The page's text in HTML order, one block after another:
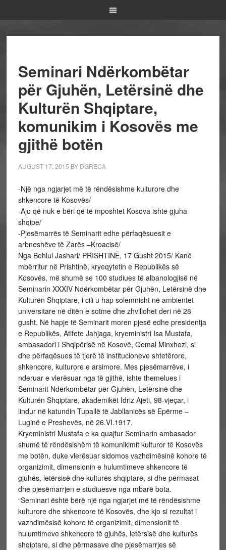
Seminari Ndërkombëtar
për Gjuhën, Letërsinë dhe
Kulturën Shqiptare,
komunikim i Kosovës me
gjithë botën
AUGUST 17, 2015 BY DGRECA
-Një nga ngjarjet më të rëndësishme kulturore dhe
shkencore të Kosovës/
-Ajo që nuk e bëri që të mposhtet Kosova ishte gjuha
shqipe/
-Pjesëmarrës të Seminarit edhe përfaqësuesit e
arbneshëve të Zarës –Kroacisë/
Nga Behlul Jashari/ PRISHTINË, 17 Gusht 2015/ Kanë
mbërritur në Prishtinë, kryeqytetin e Republikës së
Kosovës, më shumë se 100 studiues të albanologjisë në
Seminarin XXXIV Ndërkombëtar për Gjuhën, Letërsinë dhe
Kulturën Shqiptare, i cili u hap solemnisht në ambientet
universitare në ditën e sotme dhe zhvillohet deri në 28
gusht. Në hapje të Seminarit moren pjesë edhe presidentja
e Republikës, Atifete Jahjaga, kryeministri Isa Mustafa,
ambasadori i Shqipërisë në Kosovë, Qemal Minxhozi, si
dhe përfaqësues të tjerë të institucioneve shtetërore,
shkencore, kulturore e arsimore. Mes pjesëmarrëve, i
nderuar e vlerësuar nga të gjithë, ishte themelues i
Seminarit Ndërkombëtar për Gjuhën, Letërsinë dhe
Kulturën Shqiptare, akademikët Idriz Ajeti, 98-vjeçar, i
lindur në katundin Tupallë të Jabllanicës së Epërme –
Luginë e Preshevës, në 26.VI.1917.
Kryeministri Mustafa e ka quajtur Seminarin ambasador
shumë të rëndësishëm të komunikimit kulturor të Kosovës
me botën, duke vlerësuar sidomos vazhdimësinë kohore të
organizimit, dimensionin e hulumtimeve shkencore të
gjuhës, letërsisë dhe kulturës shqiptare, si dhe përmasat
dhe pjesëmarrjen e studiuesve nga mbarë bota.
“Seminari është bërë një nga ngjarjet më të rëndësishme
kulturore dhe shkencore të Kosovës, dhe kjo si rezultat i
vazhdimësisë kohore të organizimit, dimensionit të
hulumtimeve shkencore të gjuhës, letërsisë dhe kulturës
shqiptare, si dhe përmasave dhe pjesëmarrjes së